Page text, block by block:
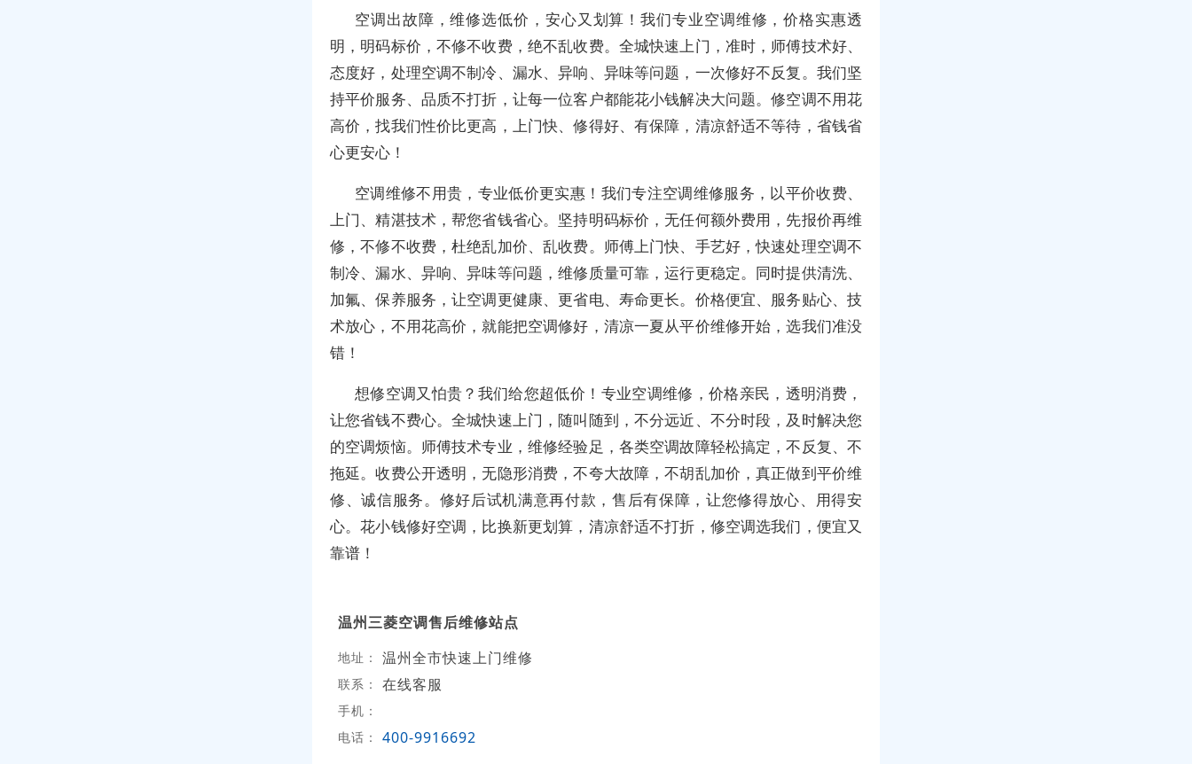
空调出故障，维修选低价，安心又划算！我们专业空调维修，价格实惠透
明，明码标价，不修不收费，绝不乱收费。全城快速上门，准时，师傅技术好、
态度好，处理空调不制冷、漏水、异响、异味等问题，一次修好不反复。我们坚
持平价服务、品质不打折，让每一位客户都能花小钱解决大问题。修空调不用花
高价，找我们性价比更高，上门快、修得好、有保障，清凉舒适不等待，省钱省
心更安心！
空调维修不用贵，专业低价更实惠！我们专注空调维修服务，以平价收费、
上门、精湛技术，帮您省钱省心。坚持明码标价，无任何额外费用，先报价再维
修，不修不收费，杜绝乱加价、乱收费。师傅上门快、手艺好，快速处理空调不
制冷、漏水、异响、异味等问题，维修质量可靠，运行更稳定。同时提供清洗、
加氟、保养服务，让空调更健康、更省电、寿命更长。价格便宜、服务贴心、技
术放心，不用花高价，就能把空调修好，清凉一夏从平价维修开始，选我们准没
错！
想修空调又怕贵？我们给您超低价！专业空调维修，价格亲民，透明消费，
让您省钱不费心。全城快速上门，随叫随到，不分远近、不分时段，及时解决您
的空调烦恼。师傅技术专业，维修经验足，各类空调故障轻松搞定，不反复、不
拖延。收费公开透明，无隐形消费，不夸大故障，不胡乱加价，真正做到平价维
修、诚信服务。修好后试机满意再付款，售后有保障，让您修得放心、用得安
心。花小钱修好空调，比换新更划算，清凉舒适不打折，修空调选我们，便宜又
靠谱！
温州三菱空调售后维修站点
地址： 温州全市快速上门维修
联系： 在线客服
手机：
电话：
400-9916692